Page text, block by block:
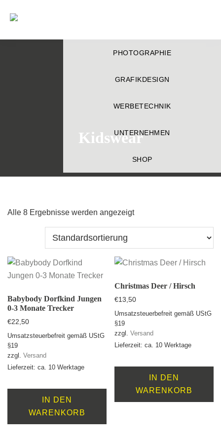
Déjà-
PHOTOGRAPHIE
GRAFIKDESIGN
WERBETECHNIK
UNTERNEHMEN
SHOP
Kidswear
Alle 8 Ergebnisse werden angezeigt
Babybody Dorfkind Jungen
0-3 Monate Trecker
€22,50
Umsatzsteuerbefreit gemäß UStG
§19
zzgl. Versand
Lieferzeit: ca. 10 Werktage
IN DEN
WARENKORB
Christmas Deer / Hirsch
€13,50
Umsatzsteuerbefreit gemäß UStG
§19
zzgl.Versand
Lieferzeit: ca. 10 Werktage
IN DEN
WARENKORB